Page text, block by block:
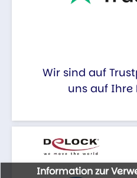
Wir sind auf
uns auf Ihre
Information zur